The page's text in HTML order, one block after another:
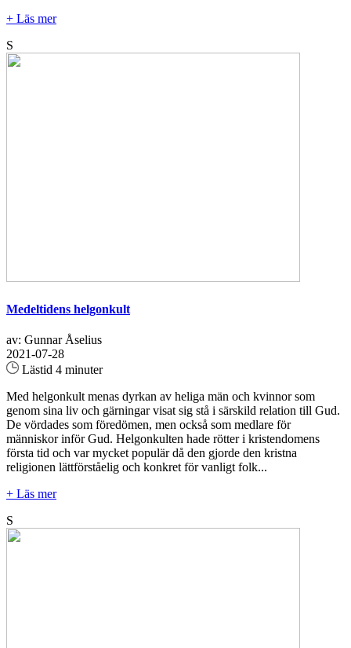
+ Läs mer
S
Medeltidens helgonkult
av: Gunnar Åselius
2021-07-28
Lästid 4 minuter
Med helgonkult menas dyrkan av heliga män och kvinnor som
genom sina liv och gärningar visat sig stå i särskild relation till Gud.
De vördades som föredömen, men också som medlare för
människor inför Gud. Helgonkulten hade rötter i kristendomens
första tid och var mycket populär då den gjorde den kristna
religionen lättförståelig och konkret för vanligt folk...
+ Läs mer
S